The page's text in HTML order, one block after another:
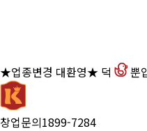
★업종변경 대환영★ 덕 뿐
창업문의1899-7284